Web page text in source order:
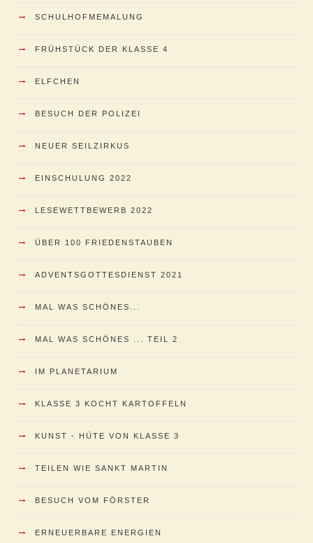
→ SCHULHOFMEMALUNG
→ FRÜHSTÜCK DER KLASSE 4
→ ELFCHEN
→ BESUCH DER POLIZEI
→ NEUER SEILZIRKUS
→ EINSCHULUNG 2022
→ LESEWETTBEWERB 2022
→ ÜBER 100 FRIEDENSTAUBEN
→ ADVENTSGOTTESDIENST 2021
→ MAL WAS SCHÖNES...
→ MAL WAS SCHÖNES ... TEIL 2
→ IM PLANETARIUM
→ KLASSE 3 KOCHT KARTOFFELN
→ KUNST - HÜTE VON KLASSE 3
→ TEILEN WIE SANKT MARTIN
→ BESUCH VOM FÖRSTER
→ ERNEUERBARE ENERGIEN